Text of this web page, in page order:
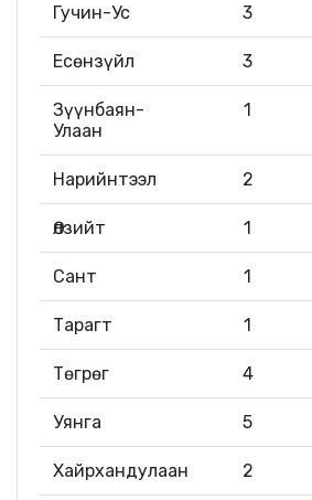
Гучин-Ус 3
Есөнзүйл 3
Зүүнбаян-
Улаан
1
Нарийнтээл 2
Өлзийт 1
Сант 1
Тарагт 1
Төгрөг 4
Уянга 5
Хайрхандулаан 2